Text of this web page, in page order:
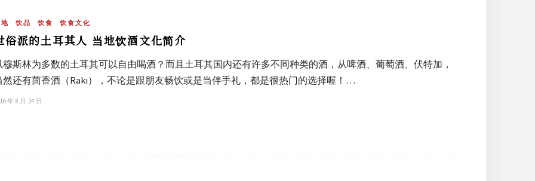
饮品 饮食 饮食文化
俗派的土耳其人 当地饮酒文化简介
穆斯林为多数的土耳其可以自由喝酒？而且土耳其国内还有许多不同种类的酒，从啤酒、葡萄酒、伏特加，
然还有茴香酒（Rakı），不论是跟朋友畅饮或是当伴手礼，都是很热门的选择喔！…
年 8 月 24 日